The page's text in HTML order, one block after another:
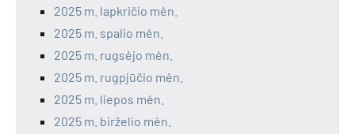
2025 m. lapkričio mėn.
2025 m. spalio mėn.
2025 m. rugsėjo mėn.
2025 m. rugpjūčio mėn.
2025 m. liepos mėn.
2025 m. birželio mėn.